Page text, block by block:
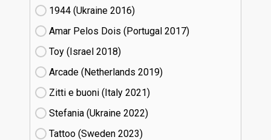
1944 (Ukraine
16)
Amar Pelos Dois (Portugal
17)
Toy (Israel
18)
Arcade (Netherlands
19)
Zitti e buoni​ (Italy
21)
Stefania (Ukraine
22)
Tattoo (Sweden
23)